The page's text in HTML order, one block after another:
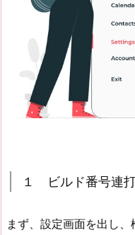
１ ビルド番号連
まず、設定画面を出し